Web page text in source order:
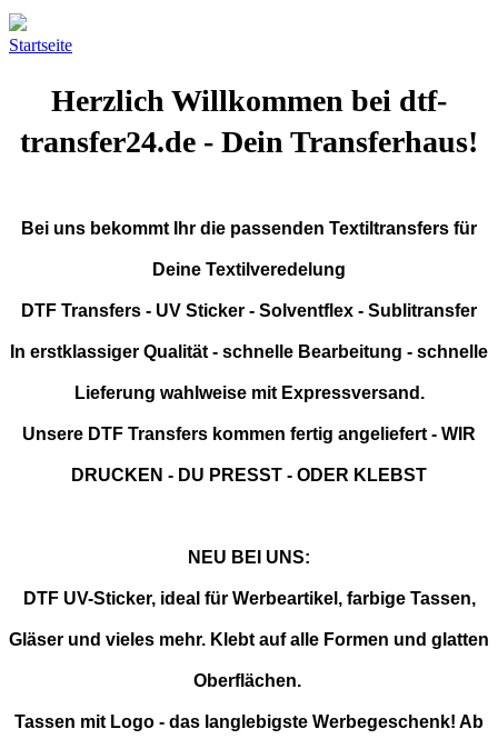
Startseite
Herzlich Willkommen bei dtf-
transfer24.de - Dein Transferhaus!
Bei uns bekommt Ihr die passenden Textiltransfers für
Deine Textilveredelung
DTF Transfers - UV Sticker - Solventflex - Sublitransfer
In erstklassiger Qualität - schnelle Bearbeitung - schnelle
Lieferung wahlweise mit Expressversand.
Unsere DTF Transfers kommen fertig angeliefert - WIR
DRUCKEN - DU PRESST - ODER KLEBST
NEU BEI UNS:
DTF UV-Sticker, ideal für Werbeartikel, farbige Tassen,
Gläser und vieles mehr. Klebt auf alle Formen und glatten
Oberflächen.
Tassen mit Logo - das langlebigste Werbegeschenk! Ab